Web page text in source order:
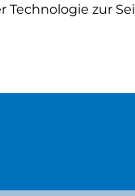
zur